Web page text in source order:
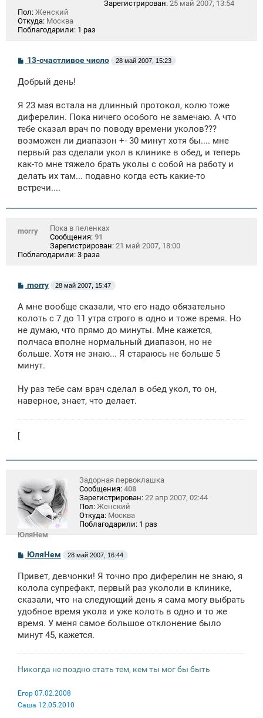
Зарегистрирован: 25 май 2007, 13:54
Пол: Женский
Откуда: Москва
Поблагодарили: 1 раз
С
о
б
н
и
е
13-счастливое число 28 май 2007, 15:23
Добрый день!
Я 23 мая встала на длинный протокол, колю тоже
диферелин. Пока ничего особого не замечаю. А что
тебе сказал врач по поводу времени уколов???
возможен ли диапазон +- 30 минут хотя бы.... мне
первый раз сделали укол в клинике в обед, и теперь
как-то мне тяжело брать уколы с собой на работу и
делать их там... подавно когда есть какие-то
встречи....
morry
Пока в пеленках
Сообщения: 91
Зарегистрирован: 21 май 2007, 18:00
Поблагодарили: 3 раза
С
о
б
щ
н
и
morry 28 май 2007, 15:47
А мне вообще сказали, что его надо обязательно
колоть с 7 до 11 утра строго в одно и тоже время. Но
не думаю, что прямо до минуты. Мне кажется,
полчаса вполне нормальный диапазон, но не
больше. Хотя не знаю... Я стараюсь не больше 5
минут.
Ну раз тебе сам врач сделал в обед укол, то он,
наверное, знает, что делает.
[
ЮляНем
Задорная первоклашка
Сообщения: 408
Зарегистрирован: 22 апр 2007, 02:44
Пол: Женский
Откуда: Москва
Поблагодарили: 1 раз
С
о
б
щ
н
и
ЮляНем 28 май 2007, 16:44
Привет, девчонки! Я точно про диферелин не знаю, я
колола супрефакт, первый раз укололи в клинике,
сказали, что на следующий день я сама могу выбрать
удобное время укола и уже колоть в одно и то же
время. У меня самое большое отклонение было
минут 45, кажется.
Никогда не поздно стать тем, кем ты мог бы быть
Егор 07.02.2008
Саша 12.05.2010